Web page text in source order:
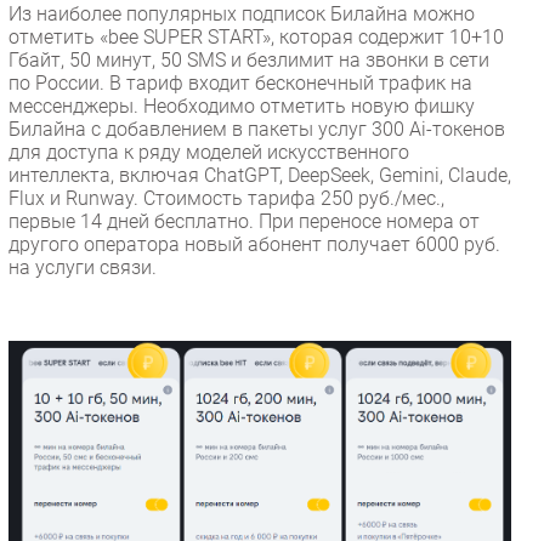
Из наиболее популярных подписок Билайна можно
отметить «bee SUPER START», которая содержит 10+10
Гбайт, 50 минут, 50 SMS и безлимит на звонки в сети
по России. В тариф входит бесконечный трафик на
мессенджеры. Необходимо отметить новую фишку
Билайна с добавлением в пакеты услуг 300 Ai-токенов
для доступа к ряду моделей искусственного
интеллекта, включая ChatGPT, DeepSeek, Gemini, Claude,
Flux и Runway. Стоимость тарифа 250 руб./мес.,
первые 14 дней бесплатно. При переносе номера от
другого оператора новый абонент получает 6000 руб.
на услуги связи.